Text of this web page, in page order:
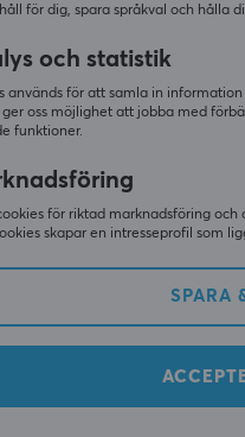
Andra
för dig, spara språkval och hålla
och statistik
används för att samla in
oss möjlighet att jobba med
funktioner.
för riktad marknadsföring
skapar en intresseprofil som
SPARA